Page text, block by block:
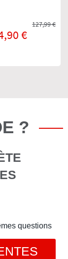
€
127,99 €
?
questions